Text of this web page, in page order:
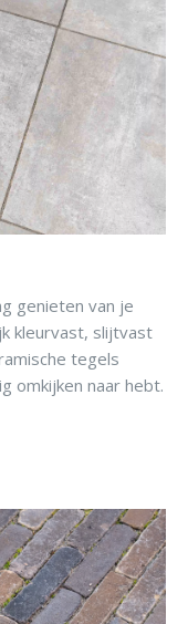
genieten van je
kleurvast, slijtvast
tegels
omkijken naar hebt.